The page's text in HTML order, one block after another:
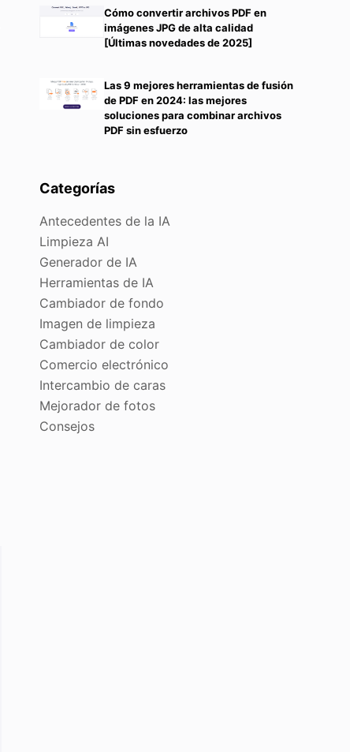
Cómo convertir archivos PDF en
imágenes JPG de alta calidad
[Últimas novedades de 2025]
Las 9 mejores herramientas de fusión
de PDF en 2024: las mejores
soluciones para combinar archivos
PDF sin esfuerzo
Categorías
Antecedentes de la IA
Limpieza AI
Generador de IA
Herramientas de IA
Cambiador de fondo
Imagen de limpieza
Cambiador de color
Comercio electrónico
Intercambio de caras
Mejorador de fotos
Consejos